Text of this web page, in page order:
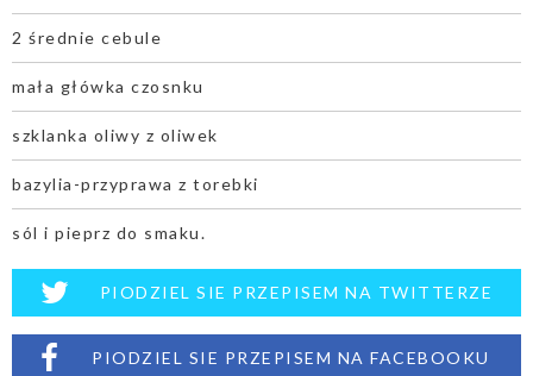
2 średnie cebule
mała główka czosnku
szklanka oliwy z oliwek
bazylia-przyprawa z torebki
sól i pieprz do smaku.
PIODZIEL SIE PRZEPISEM NA TWITTERZE
PIODZIEL SIE PRZEPISEM NA FACEBOOKU